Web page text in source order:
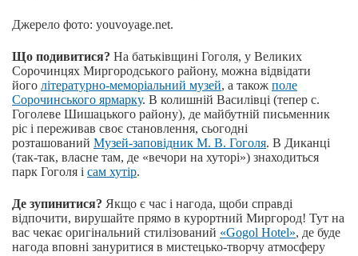
Джерело фото: youvoyage.net.
Що подивитися? На батьківщині Гоголя, у Великих
Сорочинцях Миргородського району, можна відвідати
його літературно-меморіальний музей, а також поле
Сорочинського ярмарку. В колишній Василівці (тепер с.
Гоголеве Шишацького району), де майбутній письменник
ріс і переживав своє становлення, сьогодні
розташований Музей-заповідник М. В. Гоголя. В Диканці
(так-так, власне там, де «вечори на хуторі») знаходиться
парк Гоголя і сам хутір.
Де зупинитися? Якщо є час і нагода, щоби справді
відпочити, вирушайте прямо в курортний Миргород! Тут на
вас чекає оригінальний стилізований «Gogol Hotel», де буде
нагода вповні зануритися в мистецько-творчу атмосферу